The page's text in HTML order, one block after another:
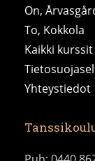
On,
To, Kokkola
Kaikki
Yhteystiedot